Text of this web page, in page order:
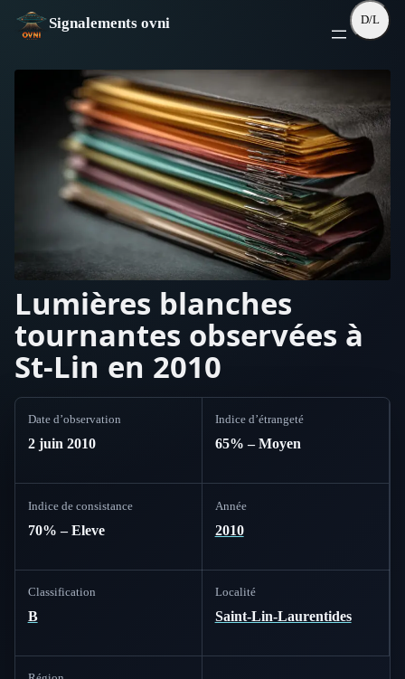
Aller
Signalements ovni D/L
Lumières blanches
tournantes observées à
St-Lin en 2010
Date d’observation
2 juin 2010
Indice d’étrangeté
65% – Moyen
Indice de consistance
70% – Eleve
Année
2010
Classification
B
Localité
Saint-Lin-Laurentides